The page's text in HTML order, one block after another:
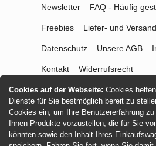
Cookies auf der Webseite:Cookies
Dienste für Sie bestmöglich bereit zu
Cookies ein, um Ihre Benutzererfahrung
Ihnen Produkte vorzustellen, die für Sie
könnten sowie den Inhalt Ihres
Newsletter FAQ - Häufig
Freebies Liefer- und
Datenschutz Unsere AGB
Kontakt Widerrufsrecht
Vertrag